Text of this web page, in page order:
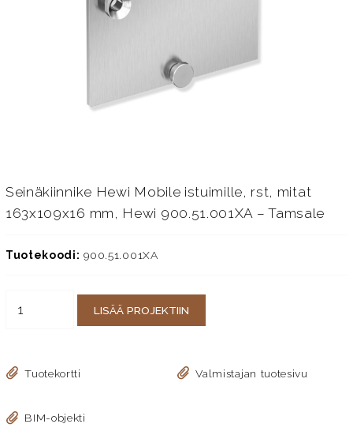
Seinäkiinnike Hewi Mobile istuimille, rst, mitat
163x109x16 mm, Hewi 900.51.001XA – Tamsale
Tuotekoodi: 900.51.001XA
LISÄÄ PROJEKTIIN
Tuotekortti Valmistajan tuotesivu
BIM-objekti